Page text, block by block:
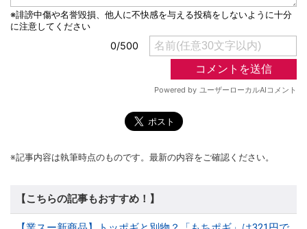
※記事内容は執筆時点のものです。最新の内容をご確認ください。
【こちらの記事もおすすめ！】